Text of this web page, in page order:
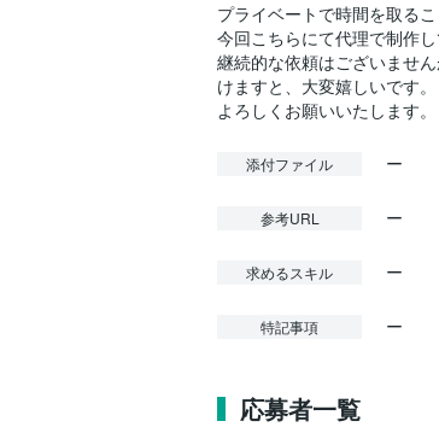
プライベートで時間を取る
今回こちらにて代理で制作
継続的な依頼はございませ
けますと、大変嬉しいです。
添付ファイル ー
参考URL ー
求めるスキル ー
特記事項 ー
応募者一覧